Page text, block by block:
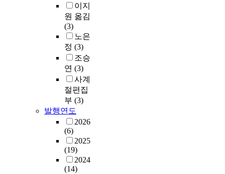
이지
원 옮김
(3)
노은
정 (3)
조승
연 (3)
사계
절편집
부 (3)
발행연도
2026
(6)
2025
(19)
2024
(14)